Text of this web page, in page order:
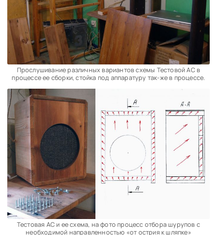
Прослушивание различных вариантов схемы Тестовой АС в
процессе ее сборки, стойка под аппаратуру так-же в процессе.
Тестовая АС и ее схема, на фото процесс отбора шурупов с
необходимой направленностью «от острия к шляпке»